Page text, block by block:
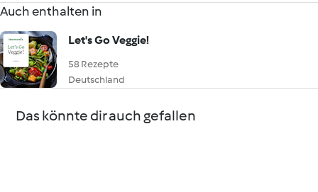
Auch enthalten in
Let's Go Veggie!
58 Rezepte
Deutschland
Das könnte dir auch gefallen